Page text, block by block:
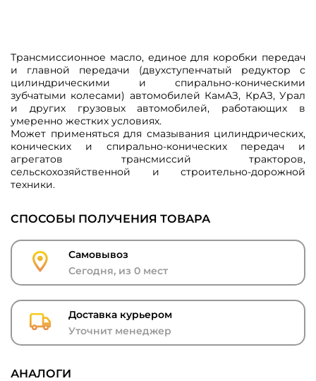
Трансмиссионное масло, единое для коробки передач
и главной передачи (двухступенчатый редуктор с
цилиндрическими и спирально-коническими
зубчатыми колесами) автомобилей КамАЗ, КрАЗ, Урал
и других грузовых автомобилей, работающих в
умеренно жестких условиях.
Может применяться для смазывания цилиндрических,
конических и спирально-конических передач и
агрегатов трансмиссий тракторов,
сельскохозяйственной и строительно-дорожной
техники.
СПОСОБЫ ПОЛУЧЕНИЯ ТОВАРА
Самовывоз
Сегодня, из 0 мест
Доставка курьером
Уточнит менеджер
АНАЛОГИ